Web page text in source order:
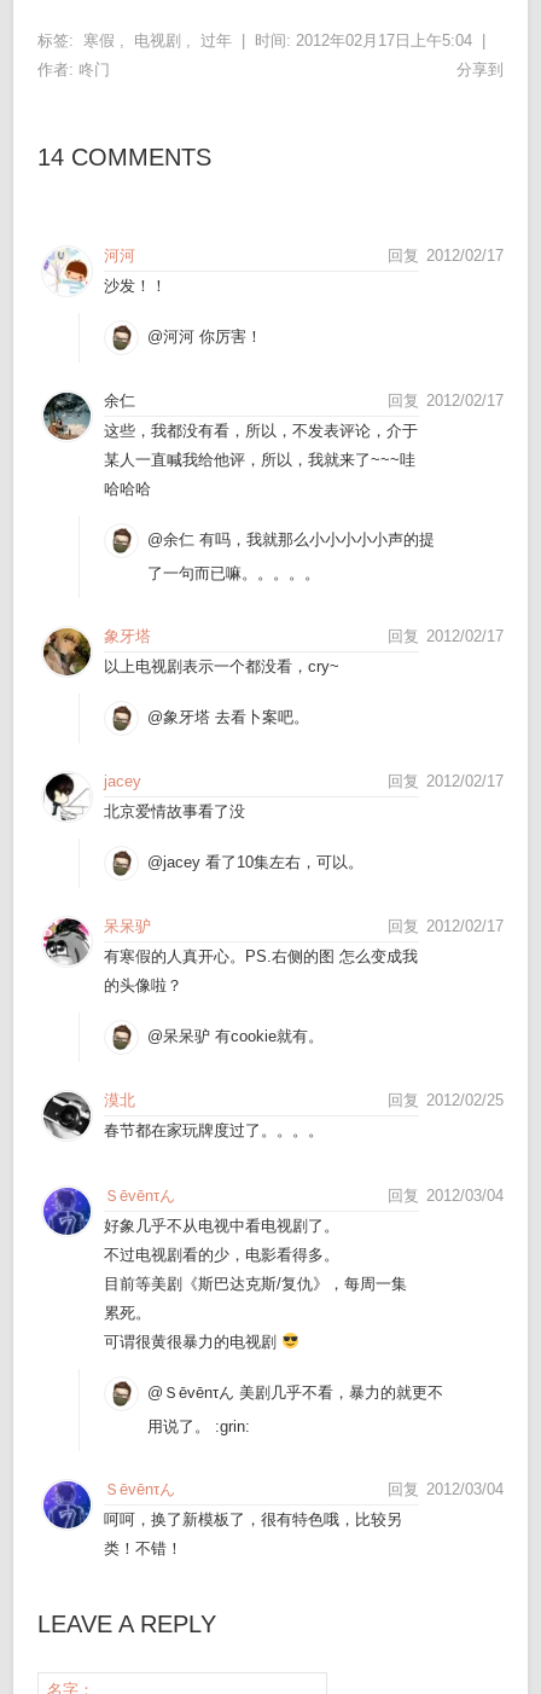
标签: 寒假 , 电视剧 , 过年
时间: 2012年02月17日上午5:04 |
作者: 咚门 分享到
14 COMMENTS
2012/02/17
河河
回复
沙发！！
@河河 你厉害！
2012/02/17
余仁
回复
这些，我都没有看，所以，不发表评论，介于
某人一直喊我给他评，所以，我就来了~~~哇
哈哈哈
@余仁 有吗，我就那么小小小小小声的提
了一句而已嘛。。。。。
2012/02/17
象牙塔
回复
以上电视剧表示一个都没看，cry~
@象牙塔 去看卜案吧。
2012/02/17
jacey
回复
北京爱情故事看了没
@jacey 看了10集左右，可以。
2012/02/17
呆呆驴
回复
有寒假的人真开心。PS.右侧的图 怎么变成我
的头像啦？
@呆呆驴 有cookie就有。
2012/02/25
漠北
回复
春节都在家玩牌度过了。。。。
2012/03/04
Ｓēvēnτん
回复
好象几乎不从电视中看电视剧了。
不过电视剧看的少，电影看得多。
目前等美剧《斯巴达克斯/复仇》，每周一集
累死。
可谓很黄很暴力的电视剧
@Ｓēvēnτん 美剧几乎不看，暴力的就更不
用说了。 :grin:
2012/03/04
Ｓēvēnτん
回复
呵呵，换了新模板了，很有特色哦，比较另
类！不错！
LEAVE A REPLY
名字：